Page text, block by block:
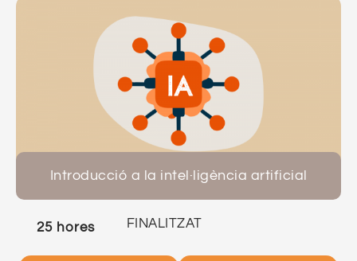
Introducció a la intel·ligència artificial
25 hores FINALITZAT